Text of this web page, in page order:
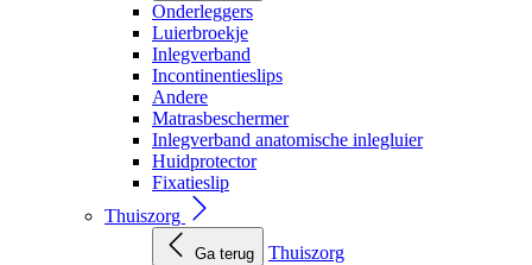
Onderleggers
Luierbroekje
Inlegverband
Incontinentieslips
Andere
Matrasbeschermer
Inlegverband anatomische inlegluier
Huidprotector
Fixatieslip
Thuiszorg
Ga terug
Thuiszorg